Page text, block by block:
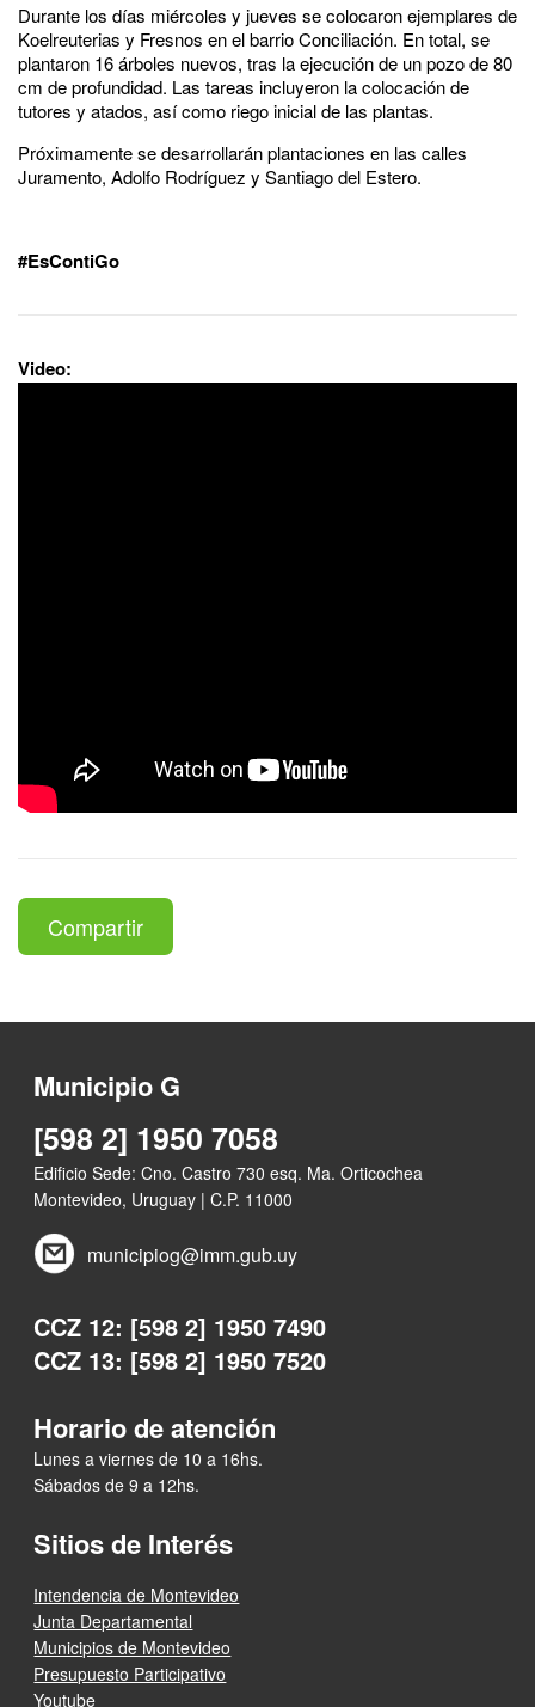
Durante los días miércoles y jueves se colocaron ejemplares de
Koelreuterias y Fresnos en el barrio Conciliación. En total, se
plantaron 16 árboles nuevos, tras la ejecución de un pozo de 80
cm de profundidad. Las tareas incluyeron la colocación de
tutores y atados, así como riego inicial de las plantas.
Próximamente se desarrollarán plantaciones en las calles
Juramento, Adolfo Rodríguez y Santiago del Estero.
#EsContiGo
Video:
Compartir
Municipio G
[598 2] 1950 7058
Edificio Sede: Cno. Castro 730 esq. Ma. Orticochea
Montevideo, Uruguay | C.P. 11000
municipiog@imm.gub.uy
CCZ 12: [598 2] 1950 7490
CCZ 13: [598 2] 1950 7520
Horario de atención
Lunes a viernes de 10 a 16hs.
Sábados de 9 a 12hs.
Sitios de Interés
Intendencia de Montevideo
Junta Departamental
Municipios de Montevideo
Presupuesto Participativo
Youtube